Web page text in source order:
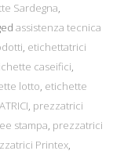
Sardegna,
assistenza tecnica
, etichettatrici
caseifici,
lotto, etichette
, prezzatrici
stampa, prezzatrici
Printex,